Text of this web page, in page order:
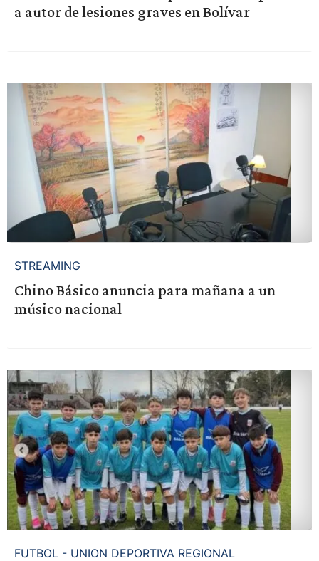
a autor de lesiones graves en Bolívar
STREAMING
Chino Básico anuncia para mañana a un
músico nacional
FUTBOL - UNION DEPORTIVA REGIONAL